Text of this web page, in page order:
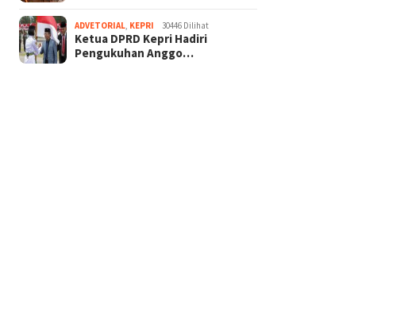
ADVETORIAL KEPRI 30446 Dilihat
Ketua DPRD Kepri Hadiri
Pengukuhan Anggo…